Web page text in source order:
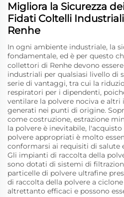
Migliora la Sicurezza
Fidati Coltelli
Renhe
In ogni ambiente industriale, la
fondamentale, ed è per questo
collettori di Renhe devono
industriali per qualsiasi livello di
serie di vantaggi, tra cui la
respiratori per i dipendenti,
ventilare la polvere nociva e
generati nei punti di origine.
come costruzione, estrazione
la polvere è inevitabile,
polvere appropriati è molto
conformarsi ai requisiti di salute
Gli impianti di raccolta della
sono dotati di sistemi di
particelle di polvere ultrafine
di raccolta della polvere a
altrettanto efficaci e possono